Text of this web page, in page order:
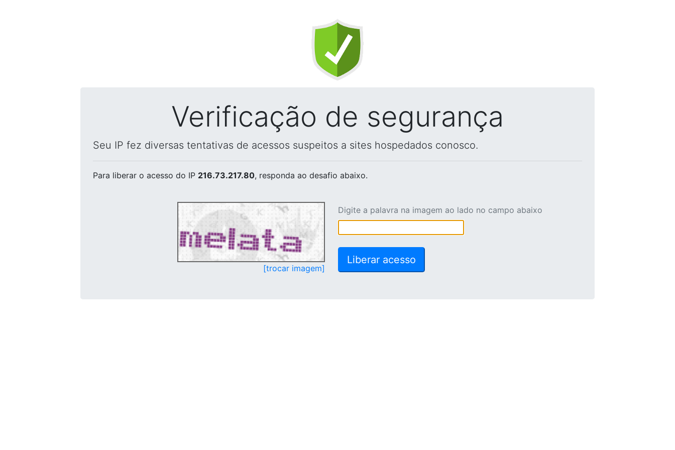
Verificação de segurança
Seu IP fez diversas tentativas de acessos suspeitos a sites hospedados conosco.
Para liberar o acesso do IP 216.73.217.80, responda ao desafio abaixo.
[trocar imagem]
Digite a palavra na imagem ao lado no campo abaixo